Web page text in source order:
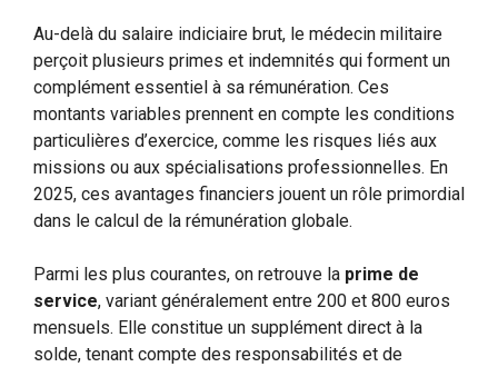
Au-delà du salaire indiciaire brut, le médecin militaire
perçoit plusieurs primes et indemnités qui forment un
complément essentiel à sa rémunération. Ces
montants variables prennent en compte les conditions
particulières d’exercice, comme les risques liés aux
missions ou aux spécialisations professionnelles. En
2025, ces avantages financiers jouent un rôle primordial
dans le calcul de la rémunération globale.
Parmi les plus courantes, on retrouve la prime de
service, variant généralement entre 200 et 800 euros
mensuels. Elle constitue un supplément direct à la
solde, tenant compte des responsabilités et de